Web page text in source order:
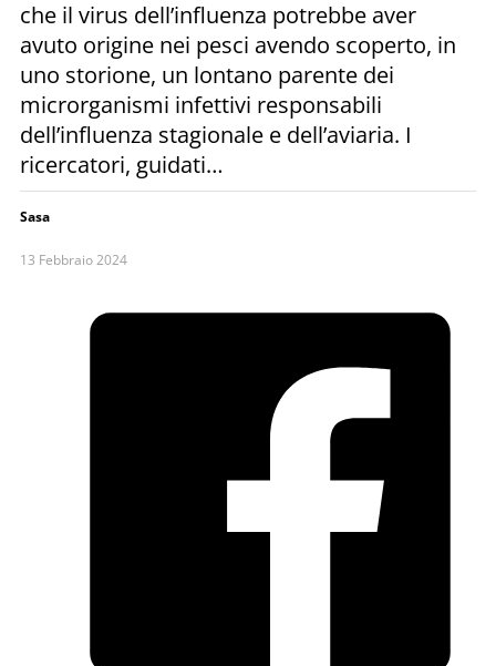
che il virus dell’influenza potrebbe aver
avuto origine nei pesci avendo scoperto, in
uno storione, un lontano parente dei
microrganismi infettivi responsabili
dell’influenza stagionale e dell’aviaria. I
ricercatori, guidati…
Sasa
13 Febbraio 2024